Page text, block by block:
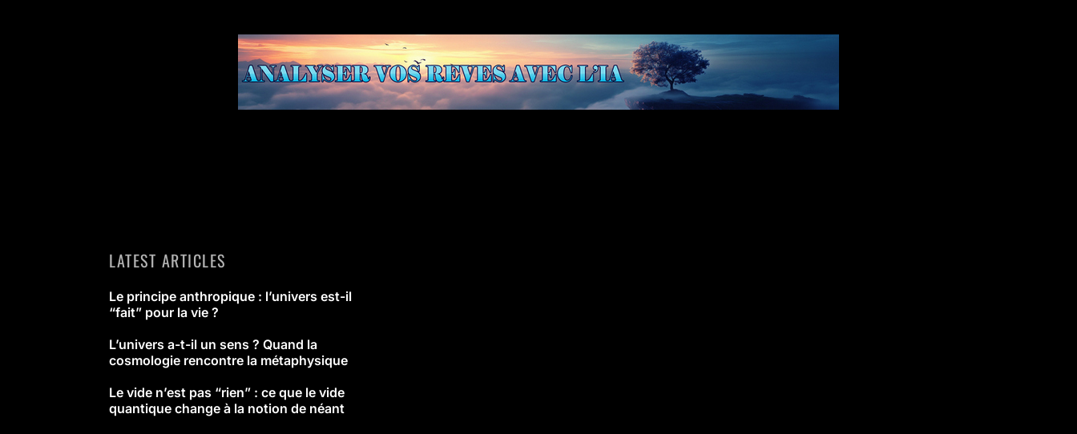
LATEST ARTICLES
Le principe anthropique : l’univers est-il
“fait” pour la vie ?
L’univers a-t-il un sens ? Quand la
cosmologie rencontre la métaphysique
Le vide n’est pas “rien” : ce que le vide
quantique change à la notion de néant